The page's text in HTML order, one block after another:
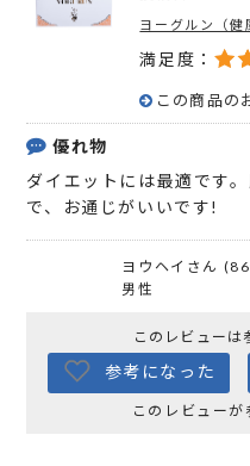
ヨーグルン（健
満足度：
この商品の
優れ物
ダイエットには最適です
で、お通じがいいです!
ヨウヘイさん
男性
このレビューは
参考になった
このレビューが